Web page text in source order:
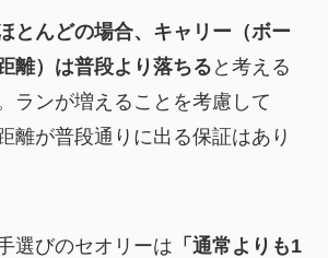
とんどの場合、キャリー（ボー
離）は普段より落ちる と考える
ランが増えることを考慮して
離が普段通りに出る保証はあり
選びのセオリーは 「通常よりも1